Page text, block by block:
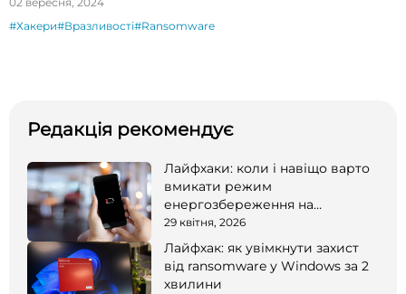
#Хакери#Вразливості#Ransomware
Редакція рекомендує
Лайфхаки: коли і навіщо варто
вмикати режим
енергозбереження на
смартфоні
29 квітня, 2026
Лайфхак: як увімкнути захист
від ransomware у Windows за 2
хвилини